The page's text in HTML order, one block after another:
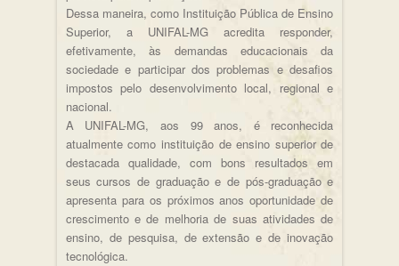
Dessa maneira, como Instituição Pública de Ensino
Superior, a UNIFAL-MG acredita responder,
efetivamente, às demandas educacionais da
sociedade e participar dos problemas e desafios
impostos pelo desenvolvimento local, regional e
nacional.
A UNIFAL-MG, aos 99 anos, é reconhecida
atualmente como instituição de ensino superior de
destacada qualidade, com bons resultados em
seus cursos de graduação e de pós-graduação e
apresenta para os próximos anos oportunidade de
crescimento e de melhoria de suas atividades de
ensino, de pesquisa, de extensão e de inovação
tecnológica.